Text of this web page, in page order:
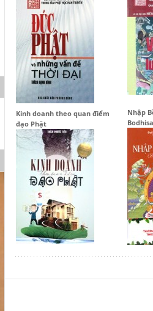
Kinh doanh theo quan điểm
đạo Phật
Nhập